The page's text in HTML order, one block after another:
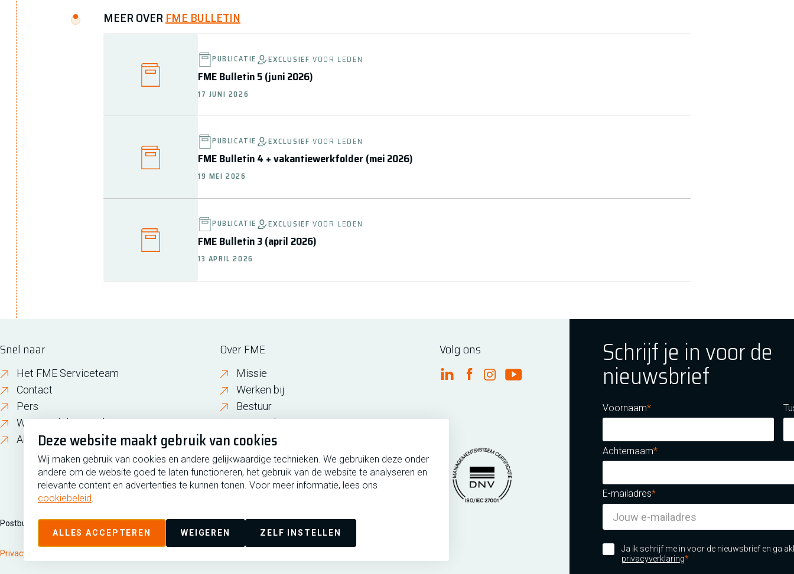
Deze website maakt gebruik van cookies
Wij maken gebruik van cookies en andere gelijkwaardige technieken. We gebruiken deze onder
andere om de website goed te laten functioneren, het gebruik van de website te analyseren en
relevante content en advertenties te kunnen tonen. Voor meer informatie, lees ons
cookiebeleid.
ALLES ACCEPTEREN WEIGEREN ZELF INSTELLEN
MEER OVERFME BULLETIN
PUBLICATIE EXCLUSIEF VOOR LEDEN
FME Bulletin 5 (juni 2026)
17 JUNI 2026
PUBLICATIE EXCLUSIEF VOOR LEDEN
FME Bulletin 4 + vakantiewerkfolder (mei 2026)
19 MEI 2026
PUBLICATIE EXCLUSIEF VOOR LEDEN
FME Bulletin 3 (april 2026)
13 APRIL 2026
Snel naar
Het FME Serviceteam
Contact
Pers
Wijzigen lidmaatschap
About FME
Over FME
Missie
Werken bij
Bestuur
FME in de regio
Geschiedenis
Volg ons
FME Linkedin
FME Facebook
FME Instagram
FME Youtube
Managementsyteem certificatie DNV iso/iec 27001
Postbus 190, 2700 AD Zoetermeer Zilverstraat 69, 2718 RP Zoetermeer Copyright 2026 @ FME
Privacy
Schrijf je in voor de
nieuwsbrief
Voornaam
Achternaam
E-mailadres
Ja ik schrijf me in voor de nieuwsbrief en ga
privacyverklaring